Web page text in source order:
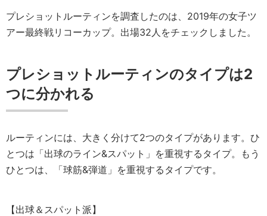
プレショットルーティンを調査したのは、2019年の女子ツ
アー最終戦リコーカップ。出場32人をチェックしました。
プレショットルーティンのタイプは2
つに分かれる
ルーティンには、大きく分けて2つのタイプがあります。ひ
とつは「出球のライン&スパット」を重視するタイプ。もう
ひとつは、「球筋&弾道」を重視するタイプです。
【出球＆スパット派】